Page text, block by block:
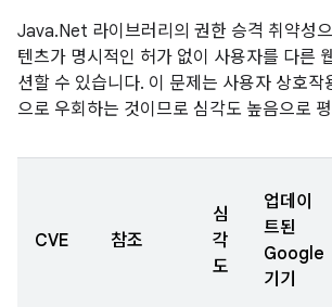
Java.Net 라이브러리의 권한 승격 취약성
텐츠가 명시적인 허가 없이 사용자를 다른
션할 수 있습니다. 이 문제는 사용자 상호작
으로 우회하는 것이므로 심각도 높음으로
CVE 참조
심
각
도
업데이
트된
Google
기기